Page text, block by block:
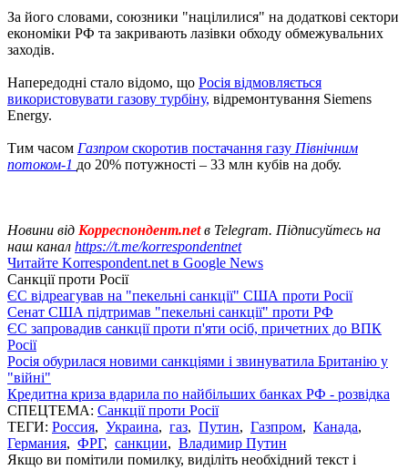
За його словами, союзники "націлилися" на додаткові сектори
економіки РФ та закривають лазівки обходу обмежувальних
заходів.
Напередодні стало відомо, що Росія відмовляється
використовувати газову турбіну, відремонтування Siemens
Energy.
Тим часом Газпром скоротив постачання газу Північним
потоком-1 до 20% потужності – 33 млн кубів на добу.
Новини від Корреспондент.netв Telegram. Підписуйтесь на
наш канал https://t.me/korrespondentnet
Читайте Korrespondent.net в Google News
Санкції проти Росії
ЄС відреагував на "пекельні санкції" США проти Росії
Сенат США підтримав "пекельні санкції" проти РФ
ЄС запровадив санкції проти п'яти осіб, причетних до ВПК
Росії
Росія обурилася новими санкціями і звинуватила Британію у
"війні"
Кредитна криза вдарила по найбільших банках РФ - розвідка
СПЕЦТЕМА: Санкції проти Росії
ТЕГИ: Россия, Украина, газ, Путин, Газпром, Канада,
Германия, ФРГ, санкции, Владимир Путин
Якщо ви помітили помилку, виділіть необхідний текст і